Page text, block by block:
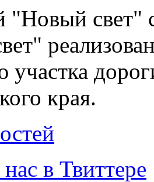
"Новый свет"
края.
в Твиттере